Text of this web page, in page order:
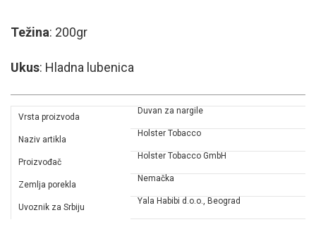
Težina: 200gr
Ukus: Hladna lubenica
Vrsta proizvoda
Duvan za nargile
Naziv artikla
Holster Tobacco
Proizvođač
Holster Tobacco GmbH
Zemlja porekla
Nemačka
Uvoznik za Srbiju
Yala Habibi d.o.o., Beograd